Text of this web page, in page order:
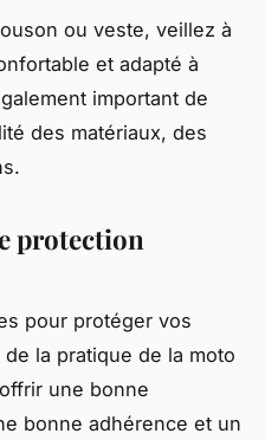
ou veste, veillez à
et adapté à
important de
des matériaux, des
protection
pour protéger vos
la pratique de la moto
une bonne
bonne adhérence et un